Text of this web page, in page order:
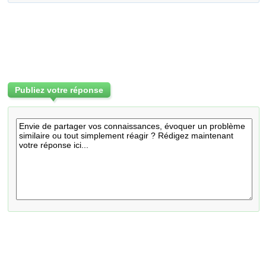
Publiez votre réponse